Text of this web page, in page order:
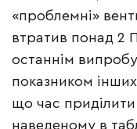
«проблемні»
втратив понад 2
останнім
показником
що час приділити
наведеному в